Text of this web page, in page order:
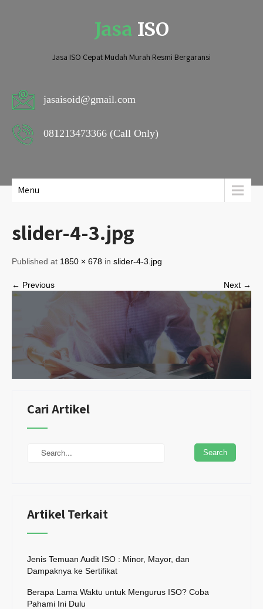
Jasa ISO
Jasa ISO Cepat Mudah Murah Resmi Bergaransi
jasaisoid@gmail.com
081213473366 (Call Only)
Menu
slider-4-3.jpg
Published at 1850 × 678 in slider-4-3.jpg
← Previous Next →
Cari Artikel
Artikel Terkait
Jenis Temuan Audit ISO : Minor, Mayor, dan
Dampaknya ke Sertifikat
Berapa Lama Waktu untuk Mengurus ISO? Coba
Pahami Ini Dulu